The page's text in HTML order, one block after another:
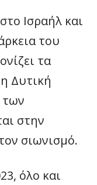
Ισραήλ και
του
τα
Δυτική
των
στην
σιωνισμό.
όλο και